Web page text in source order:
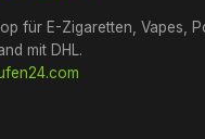
für E-Zigaretten, Vapes,
mit DHL.